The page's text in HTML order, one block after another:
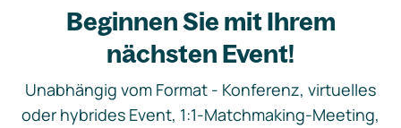
Beginnen Sie mit Ihrem
nächsten Event!
Unabhängig vom Format - Konferenz, virtuelles
oder hybrides Event, 1:1-Matchmaking-Meeting,